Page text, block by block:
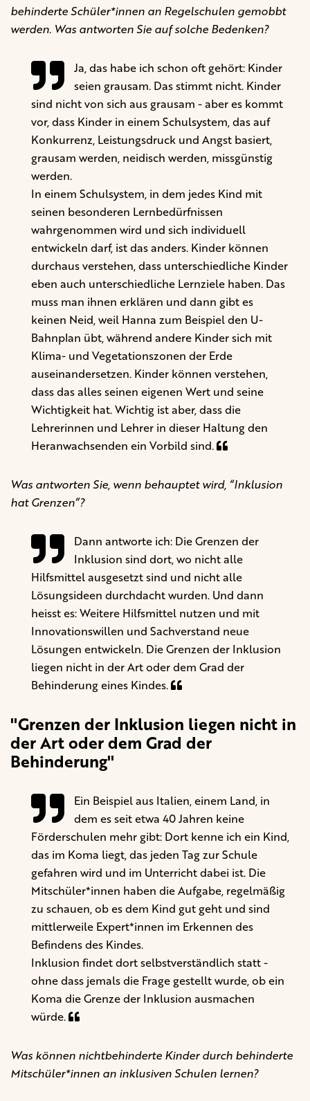
behinderte Schüler*innen an Regelschulen gemobbt
werden. Was antworten Sie auf solche Bedenken?
Ja, das habe ich schon oft gehört: Kinder
seien grausam. Das stimmt nicht. Kinder
sind nicht von sich aus grausam - aber es kommt
vor, dass Kinder in einem Schulsystem, das auf
Konkurrenz, Leistungsdruck und Angst basiert,
grausam werden, neidisch werden, missgünstig
werden.
In einem Schulsystem, in dem jedes Kind mit
seinen besonderen Lernbedürfnissen
wahrgenommen wird und sich individuell
entwickeln darf, ist das anders. Kinder können
durchaus verstehen, dass unterschiedliche Kinder
eben auch unterschiedliche Lernziele haben. Das
muss man ihnen erklären und dann gibt es
keinen Neid, weil Hanna zum Beispiel den U-
Bahnplan übt, während andere Kinder sich mit
Klima- und Vegetationszonen der Erde
auseinandersetzen. Kinder können verstehen,
dass das alles seinen eigenen Wert und seine
Wichtigkeit hat. Wichtig ist aber, dass die
Lehrerinnen und Lehrer in dieser Haltung den
Heranwachsenden ein Vorbild sind.
Was antworten Sie, wenn behauptet wird, “Inklusion
hat Grenzen”?
Dann antworte ich: Die Grenzen der
Inklusion sind dort, wo nicht alle
Hilfsmittel ausgesetzt sind und nicht alle
Lösungsideen durchdacht wurden. Und dann
heisst es: Weitere Hilfsmittel nutzen und mit
Innovationswillen und Sachverstand neue
Lösungen entwickeln. Die Grenzen der Inklusion
liegen nicht in der Art oder dem Grad der
Behinderung eines Kindes.
"Grenzen der Inklusion liegen nicht in
der Art oder dem Grad der
Behinderung"
Ein Beispiel aus Italien, einem Land, in
dem es seit etwa 40 Jahren keine
Förderschulen mehr gibt: Dort kenne ich ein Kind,
das im Koma liegt, das jeden Tag zur Schule
gefahren wird und im Unterricht dabei ist. Die
Mitschüler*innen haben die Aufgabe, regelmäßig
zu schauen, ob es dem Kind gut geht und sind
mittlerweile Expert*innen im Erkennen des
Befindens des Kindes.
Inklusion findet dort selbstverständlich statt -
ohne dass jemals die Frage gestellt wurde, ob ein
Koma die Grenze der Inklusion ausmachen
würde.
Was können nichtbehinderte Kinder durch behinderte
Mitschüler*innen an inklusiven Schulen lernen?